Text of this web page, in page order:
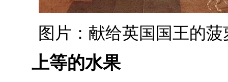
图片：献给英国国王的
上等的水果